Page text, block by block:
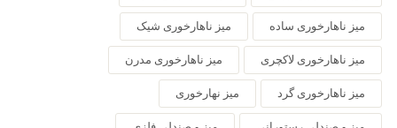
میز ناهارخوری ساده میز ناهارخوری شیک
میز ناهارخوری لاکچری میز ناهارخوری مدرن
میز ناهارخوری گرد میز نهارخوری